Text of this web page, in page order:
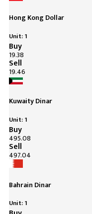
Hong Kong Dollar
Unit: 1
Buy
19.38
Sell
19.46
Kuwaity Dinar
Unit: 1
Buy
495.08
Sell
497.04
Bahrain Dinar
Unit: 1